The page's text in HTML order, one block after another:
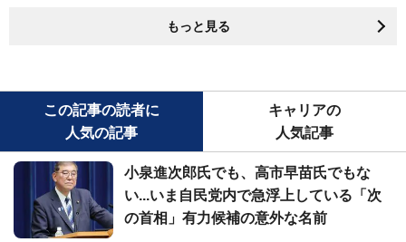
もっと見る
この記事の読者に
人気の記事
キャリアの
人気記事
小泉進次郎氏でも、高市早苗氏でもな
い...いま自民党内で急浮上している「次
の首相」有力候補の意外な名前